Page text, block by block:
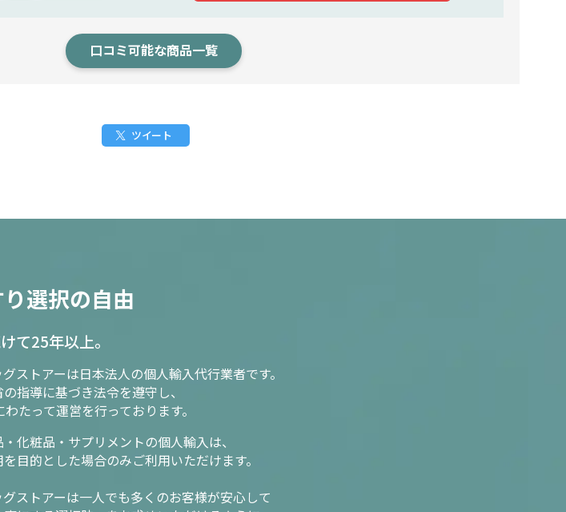
口コミ可能な商品一覧
ツイート
選択の自由
て25年以上。
ストアーは日本法人の個人輸入代行業者です。
指導に基づき法令を遵守し、
たって運営を行っております。
化粧品・サプリメントの個人輸入は、
目的とした場合のみご利用いただけます。
グストアーは一人でも多くのお客様が安心して